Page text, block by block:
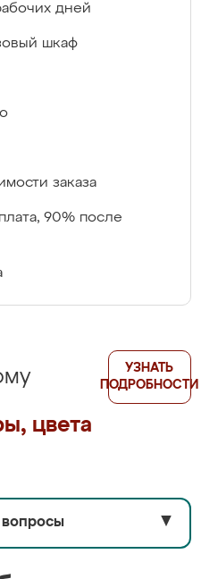
дней
шкаф
заказа
90% после
цвета
УЗНАТЬ
ПОДРОБНОСТИ
▼